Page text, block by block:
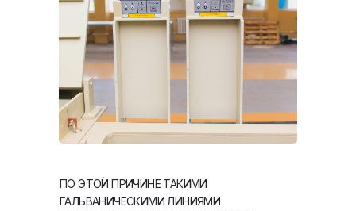
ПО ЭТОЙ ПРИЧИНЕ ТАКИМИ
ГАЛЬВАНИЧЕСКИМИ ЛИНИЯМИ